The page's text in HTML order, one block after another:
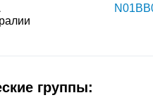
группы: